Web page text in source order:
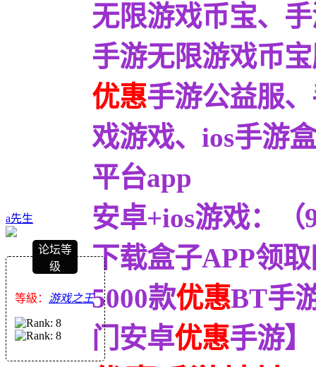
a先生
论坛等
级
等級： 游戏之王
无限游戏币宝、
手游无限游戏币宝
优惠手游公益服
戏游戏、ios手游
平台app
安卓+ios游戏：
下载盒子APP领
5000款优惠BT手
门安卓优惠手游】